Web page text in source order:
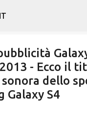
Passa ai contenuti
- Ecco il
dello
Galaxy S4